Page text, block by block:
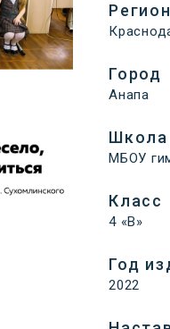
Регион
Город
Анапа
Школа
МБОУ
Класс
4 «В»
Год
2022